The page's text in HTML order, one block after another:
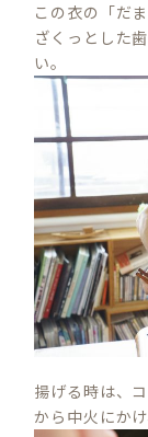
この衣の「だ
ざくっとした
い。
揚げる時は、
から中火にか